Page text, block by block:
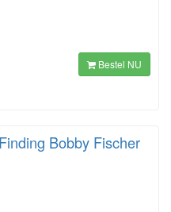
Bestel NU
Bobby Fischer